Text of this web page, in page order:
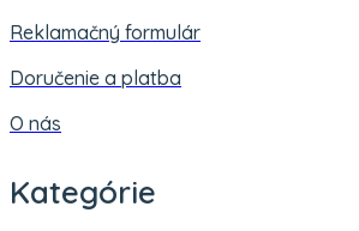
Reklamačný formulár
Doručenie a platba
O nás
Kategórie